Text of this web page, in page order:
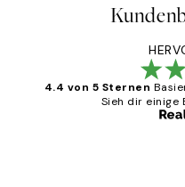
4.4 von 5 Sternen
Sieh dir einige